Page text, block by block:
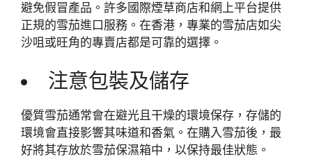
避免假冒產品。許多國際煙草商店和網上平台提供
正規的雪茄進口服務。在香港，專業的雪茄店如尖
沙咀或旺角的專賣店都是可靠的選擇。
注意包裝及儲存
優質雪茄通常會在避光且干燥的環境保存，存儲的
環境會直接影響其味道和香氣。在購入雪茄後，最
好將其存放於雪茄保濕箱中，以保持最佳狀態。